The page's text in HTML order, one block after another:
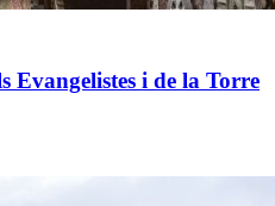
Evangelistes i de la Torre